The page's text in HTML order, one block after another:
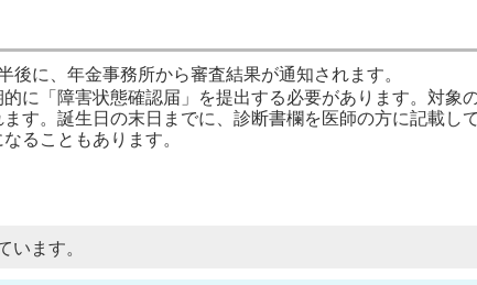
に、年金事務所から審査結果が通知されます。
に「障害状態確認届」を提出する必要があります。対象
す。誕生日の末日までに、診断書欄を医師の方に記載し
ることもあります。
ます。